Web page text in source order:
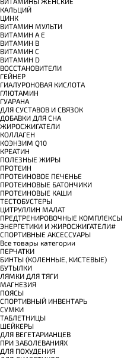
КАЛЬЦИЙ
ЦИНК
ВИТАМИН МУЛЬТИ
ВИТАМИН A E
ВИТАМИН B
ВИТАМИН C
ВИТАМИН D
ВОССТАНОВИТЕЛИ
ГЕЙНЕР
ГИАЛУРОНОВАЯ КИСЛОТА
ГЛЮТАМИН
ГУАРАНА
ДЛЯ СУСТАВОВ И СВЯЗОК
ДОБАВКИ ДЛЯ СНА
ЖИРОСЖИГАТЕЛИ
КОЛЛАГЕН
КОЭНЗИМ Q10
КРЕАТИН
ПОЛЕЗНЫЕ ЖИРЫ
ПРОТЕИН
ПРОТЕИНОВОЕ ПЕЧЕНЬЕ
ПРОТЕИНОВЫЕ БАТОНЧИКИ
ПРОТЕИНОВЫЕ КАШИ
ТЕСТОБУСТЕРЫ
ЦИТРУЛЛИН МАЛАТ
ПРЕДТРЕНИРОВОЧНЫЕ КОМПЛЕКСЫ
ЭНЕРГЕТИКИ И ЖИРОСЖИГАТЕЛИ#
СПОРТИВНЫЕ АКСЕССУАРЫ
Все товары категории
ПЕРЧАТКИ
БИНТЫ (КОЛЕННЫЕ, КИСТЕВЫЕ)
БУТЫЛКИ
ЛЯМКИ ДЛЯ ТЯГИ
МАГНЕЗИЯ
ПОЯСЫ
СПОРТИВНЫЙ ИНВЕНТАРЬ
СУМКИ
ТАБЛЕТНИЦЫ
ШЕЙКЕРЫ
ДЛЯ ВЕГЕТАРИАНЦЕВ
ПРИ ЗАБОЛЕВАНИЯХ
ДЛЯ ПОХУДЕНИЯ